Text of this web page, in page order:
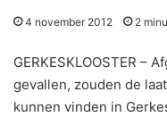
4 november 2012 2
GERKESKLOOSTER –
gevallen, zouden de
kunnen vinden in